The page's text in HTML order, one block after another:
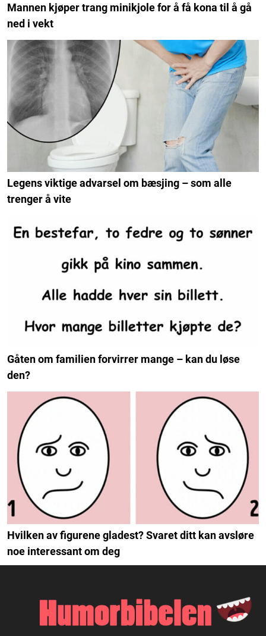
Mannen kjøper trang minikjole for å få kona til å gå
ned i vekt
Legens viktige advarsel om bæsjing – som alle
trenger å vite
Gåten om familien forvirrer mange – kan du løse
den?
Hvilken av figurene gladest? Svaret ditt kan avsløre
noe interessant om deg